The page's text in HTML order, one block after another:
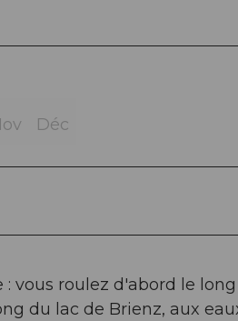
Déc
vous roulez d'abord le
du lac de Brienz, aux